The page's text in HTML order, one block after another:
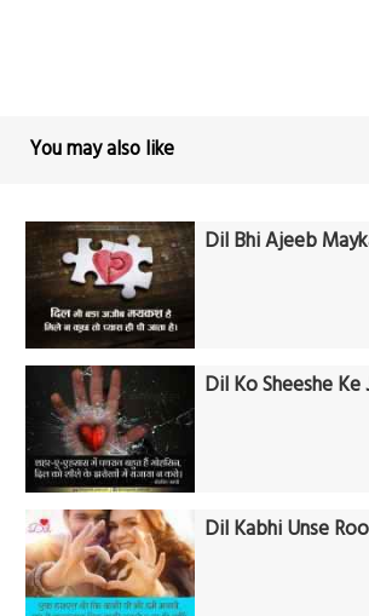
You may also like
Dil Bhi Ajeeb
Dil Ko Sheeshe
Dil Kabhi Unse